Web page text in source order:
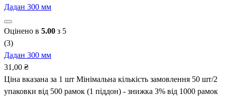
Дадан 300 мм
Оцінено в 5.00 з 5
(3)
Дадан 300 мм
31,00 ₴
Ціна вказана за 1 шт Мінімальна кількість замовлення 50 шт/2
упаковки від 500 рамок (1 піддон) - знижка 3% від 1000 рамок